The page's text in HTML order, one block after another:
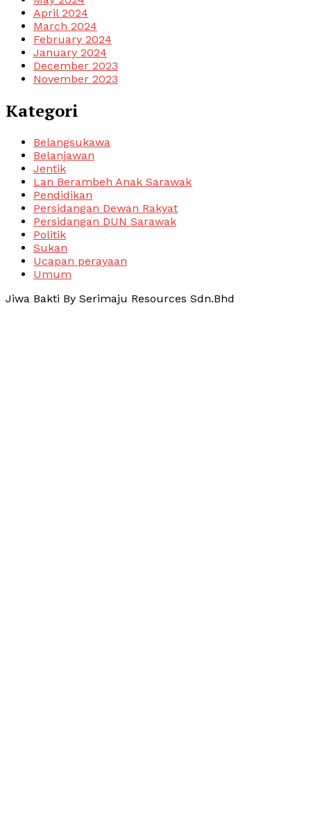
April 2024
March 2024
February 2024
January 2024
December 2023
November 2023
Kategori
Belangsukawa
Belanjawan
Jentik
Lan Berambeh Anak Sarawak
Pendidikan
Persidangan Dewan Rakyat
Persidangan DUN Sarawak
Politik
Sukan
Ucapan perayaan
Umum
Jiwa Bakti By Serimaju Resources Sdn.Bhd